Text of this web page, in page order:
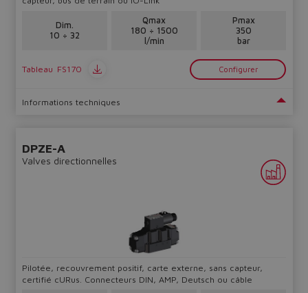
Dim.
10 ÷ 32
Qmax
180 ÷ 1500
l/min
Pmax
350
bar
Tableau FS170 Configurer
Informations techniques
DPZE-A
Valves directionnelles
Pilotée, recouvrement positif, carte externe, sans capteur,
certifié cURus. Connecteurs DIN, AMP, Deutsch ou câble